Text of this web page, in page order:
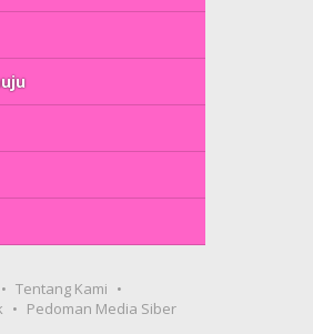
Tentang Kami
Pedoman Media Siber